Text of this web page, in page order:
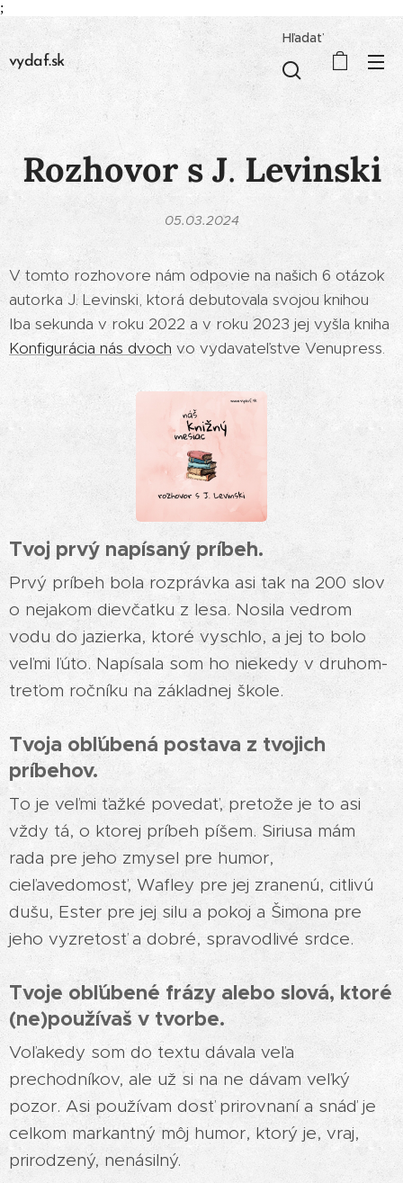
;
vydaf.sk
Hľadať
Rozhovor s J. Levinski
05.03.2024
V tomto rozhovore nám odpovie na našich 6 otázok
autorka J. Levinski, ktorá debutovala svojou knihou
Iba sekunda v roku 2022 a v roku 2023 jej vyšla kniha
Konfigurácia nás dvoch vo vydavateľstve Venupress.
Tvoj prvý napísaný príbeh.
Prvý príbeh bola rozprávka asi tak na 200 slov
o nejakom dievčatku z lesa. Nosila vedrom
vodu do jazierka, ktoré vyschlo, a jej to bolo
veľmi ľúto. Napísala som ho niekedy v druhom-
treťom ročníku na základnej škole.
Tvoja obľúbená postava z tvojich
príbehov.
To je veľmi ťažké povedať, pretože je to asi
vždy tá, o ktorej príbeh píšem. Siriusa mám
rada pre jeho zmysel pre humor,
cieľavedomosť, Wafley pre jej zranenú, citlivú
dušu, Ester pre jej silu a pokoj a Šimona pre
jeho vyzretosť a dobré, spravodlivé srdce.
Tvoje obľúbené frázy alebo slová, ktoré
(ne)používaš v tvorbe.
Voľakedy som do textu dávala veľa
prechodníkov, ale už si na ne dávam veľký
pozor. Asi používam dosť prirovnaní a snáď je
celkom markantný môj humor, ktorý je, vraj,
prirodzený, nenásilný.